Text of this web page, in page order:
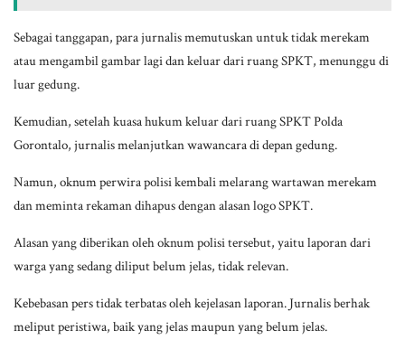
Sebagai tanggapan, para jurnalis memutuskan untuk tidak merekam
atau mengambil gambar lagi dan keluar dari ruang SPKT, menunggu di
luar gedung.
Kemudian, setelah kuasa hukum keluar dari ruang SPKT Polda
Gorontalo, jurnalis melanjutkan wawancara di depan gedung.
Namun, oknum perwira polisi kembali melarang wartawan merekam
dan meminta rekaman dihapus dengan alasan logo SPKT.
Alasan yang diberikan oleh oknum polisi tersebut, yaitu laporan dari
warga yang sedang diliput belum jelas, tidak relevan.
Kebebasan pers tidak terbatas oleh kejelasan laporan. Jurnalis berhak
meliput peristiwa, baik yang jelas maupun yang belum jelas.